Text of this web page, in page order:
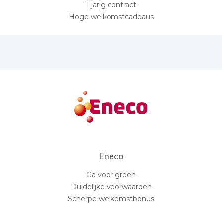
1 jarig contract
Hoge welkomstcadeaus
Eneco
Ga voor groen
Duidelijke voorwaarden
Scherpe welkomstbonus